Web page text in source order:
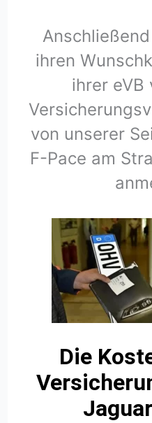
ihren
ihrer eVB
von unserer
F-Pace am
Die